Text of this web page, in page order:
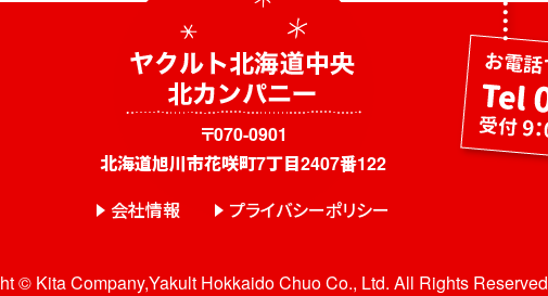
〒070-0901
北海道旭川市花咲町7丁目2407番122
会社情報
プライバシーポリシー
© Kita Company,Yakult Hokkaido Chuo Co., Ltd. All Rights Reserved